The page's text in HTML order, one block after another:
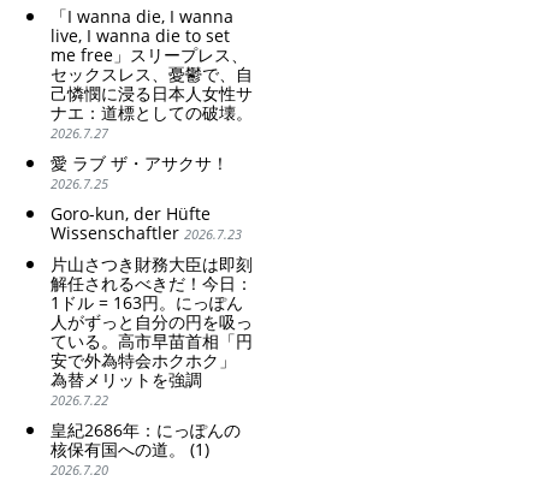
Special Account happy" -
Emphasising the benefits
of the exchange rate
conservative Japanese
patriarchy. Strengthening
of the family registration
system. Reinforcement of
discriminatory bloodline
ideology.
「I wanna die, I wanna
live, I wanna die to set
me free」スリープレス、
セックスレス、憂鬱で、自
己憐憫に浸る日本人女性サ
ナエ：道標としての破壊。
2026.7.27
愛 ラブ ザ・アサクサ！
2026.7.25
Goro-kun, der Hüfte
Wissenschaftler 2026.7.23
片山さつき財務大臣は即刻
解任されるべきだ！今日：
1ドル = 163円。にっぽん
人がずっと自分の円を吸っ
ている。高市早苗首相「円
安で外為特会ホクホク」
為替メリットを強調
2026.7.22
皇紀2686年：にっぽんの
核保有国への道。 (1)
2026.7.20